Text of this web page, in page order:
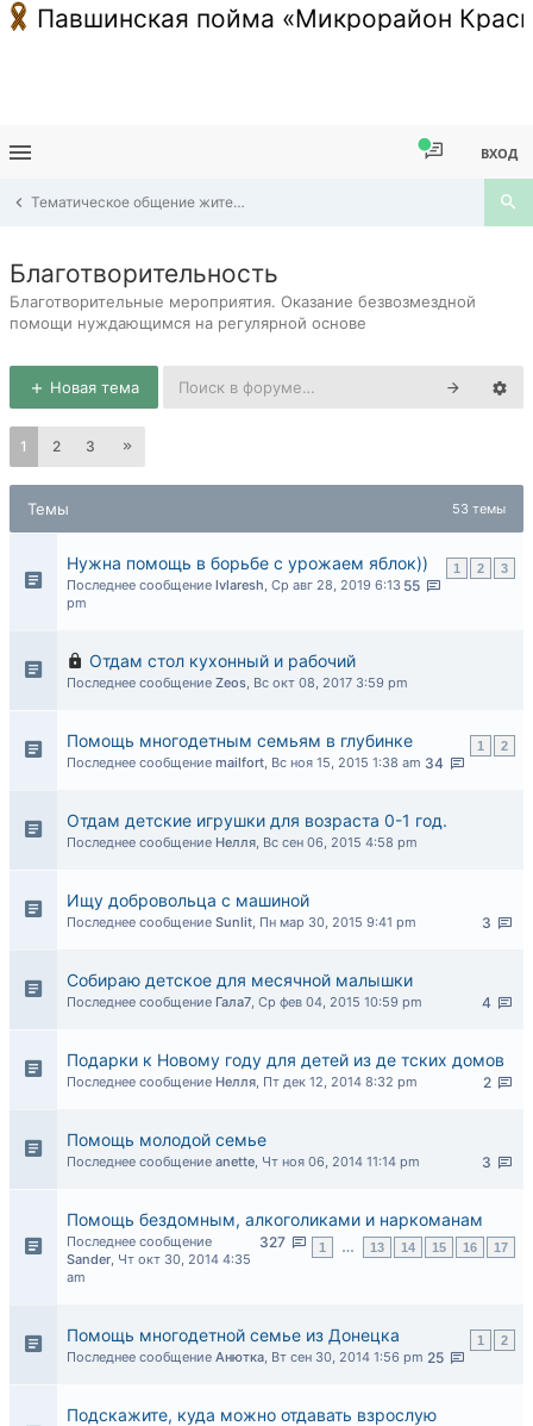
Павшинская пойма «Микрорайон
ВХОД
Тематическое общение жителей Павшинской Поймы
Благотворительность
Благотворительные мероприятия. Оказание безвозмездной
помощи нуждающимся на регулярной основе
Новая тема
1 2 3
Темы 53 темы
Нужна помощь в борьбе с урожаем яблок)) 1 2 3
55
Последнее сообщение lvlaresh, Ср авг 28, 2019 6:13
pm
Отдам стол кухонный и рабочий
Последнее сообщение Zeos, Вс окт 08, 2017 3:59 pm
Помощь многодетным семьям в глубинке 1 2
34
Последнее сообщение mailfort, Вс ноя 15, 2015 1:38 am
Отдам детские игрушки для возраста 0-1 год.
Последнее сообщение Нелля, Вс сен 06, 2015 4:58 pm
Ищу добровольца с машиной
3
Последнее сообщение Sunlit, Пн мар 30, 2015 9:41 pm
Собираю детское для месячной малышки
4
Последнее сообщение Гала7, Ср фев 04, 2015 10:59 pm
Подарки к Новому году для детей из де тских домов
2
Последнее сообщение Нелля, Пт дек 12, 2014 8:32 pm
Помощь молодой семье
3
Последнее сообщение anette, Чт ноя 06, 2014 11:14 pm
Помощь бездомным, алкоголиками и наркоманам
1 … 13 14 15 16 17
327
Последнее сообщение
Sander, Чт окт 30, 2014 4:35
am
Помощь многодетной семье из Донецка 1 2
25
Последнее сообщение Анютка, Вт сен 30, 2014 1:56 pm
Подскажите, куда можно отдавать взрослую